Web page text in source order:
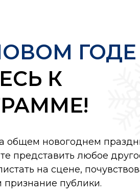
ГОДЕ
К
общем новогоднем
представить любое
на сцене,
публики.